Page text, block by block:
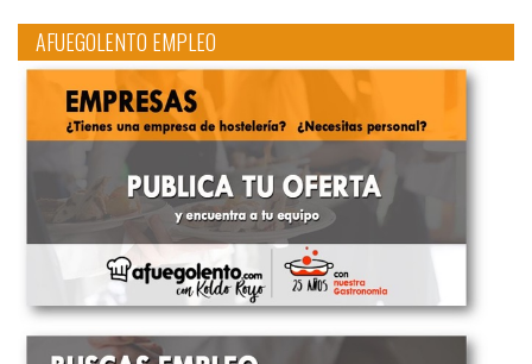
AFUEGOLENTO EMPLEO